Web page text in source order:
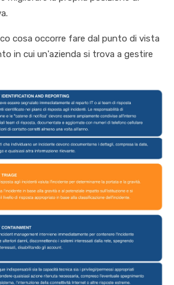
cosa occorre fare dal punto di vista
in cui un'azienda si trova a gestire